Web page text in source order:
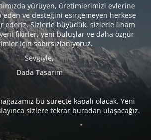
yürüyen, üretimlerimizi evlerine
eden ve desteğini esirgemeyen herkese
ederiz. Sizlerle büyüdük, sizlerle ilham
fikirler, yeni buluşlar ve daha özgür
için sabırsızlanıyoruz.
Sevgiyle,
Dada Tasarım
bu süreçte kapalı olacak. Yeni
sizlere tekrar buradan ulaşacağız.